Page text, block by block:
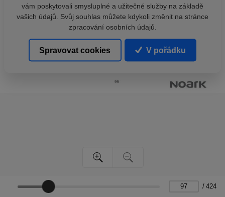
/ 424
vám poskytovali smysluplné a užitečné služby na základě
vašich údajů. Svůj souhlas můžete kdykoli změnit na stránce
zpracování osobních údajů.
Spravovat cookies V pořádku